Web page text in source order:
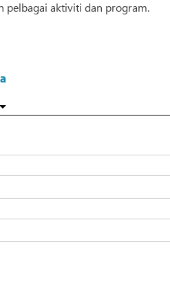
pelbagai aktiviti dan program.